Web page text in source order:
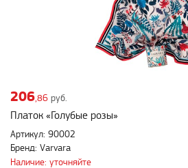
206,86 руб.
Платок «Голубые розы»
Артикул: 90002
Бренд: Varvara
Наличие: уточняйте